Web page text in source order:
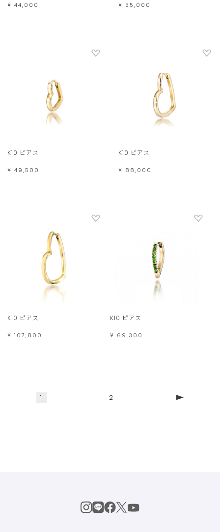
¥ 44,000 ¥ 55,000
K10 ピアス
¥ 49,500
K10 ピアス
¥ 88,000
K10 ピアス
¥ 107,800
K10 ピアス
¥ 69,300
1 2